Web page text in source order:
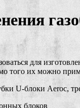
для
того их можно
U-блоки Aeroc,